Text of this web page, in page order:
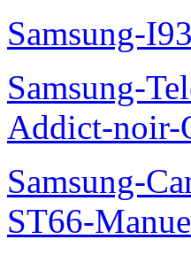
Samsung-
Samsung-
Addict-noir-
Samsung-
ST66-